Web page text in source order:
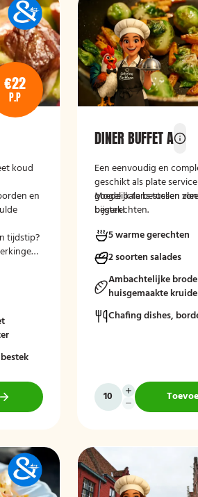
€22
P.P
koud
en
tijdstip?
DINER BUFFET A
Een eenvoudig en
geschikt als plate
goede balans tussen
bijgerechten.
Mogelijk te bestellen
bestek!
5 warme gerechten
2 soorten salades
Ambachtelijke
huisgemaakte
Chafing dishes,